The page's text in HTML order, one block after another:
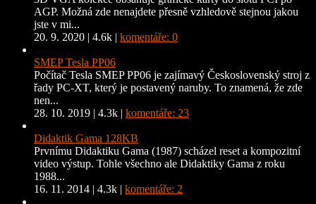
AGP. Možná zde nenajdete přesně vzhledově stejnou jakou
jste v mi...
20. 9. 2020 | 4.6k | komentáře: 0
SMEP Tesla PP06
Počítač Tesla SMEP PP06 je zajímavý Československý stroj z
řady PC-XT, který je postavený naruby. To znamená, že zde
nen...
28. 10. 2019 | 4.3k | komentáře: 23
Didaktik Gama 128KB
Prvnímu Didaktiku Gama (1987) scházel reset a kompozitní
video výstup. Tohle všechno ale Didaktiky Gama z roku
1988...
16. 11. 2014 | 4.3k | komentáře: 2